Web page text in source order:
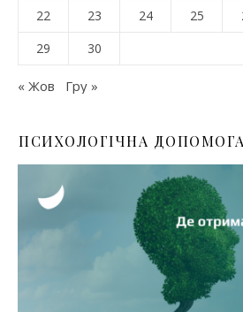
22
23 24 25
29
30
« Жов Гру »
ПСИХОЛОГІЧНА